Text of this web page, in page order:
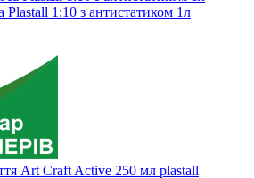
1:10 з антистатиком 1л